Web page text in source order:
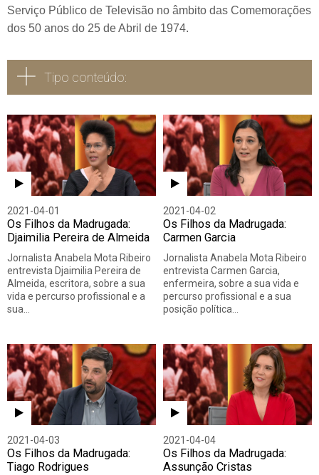
Serviço Público de Televisão no âmbito das Comemorações
dos 50 anos do 25 de Abril de 1974.
Tipo conteúdo:
Todos Vídeo Áudio
2021-04-01
Os Filhos da Madrugada:
Djaimilia Pereira de Almeida
Jornalista Anabela Mota Ribeiro
entrevista Djaimilia Pereira de
Almeida, escritora, sobre a sua
vida e percurso profissional e a
sua…
2021-04-02
Os Filhos da Madrugada:
Carmen Garcia
Jornalista Anabela Mota Ribeiro
entrevista Carmen Garcia,
enfermeira, sobre a sua vida e
percurso profissional e a sua
posição política…
2021-04-03
Os Filhos da Madrugada:
Tiago Rodrigues
2021-04-04
Os Filhos da Madrugada:
Assunção Cristas